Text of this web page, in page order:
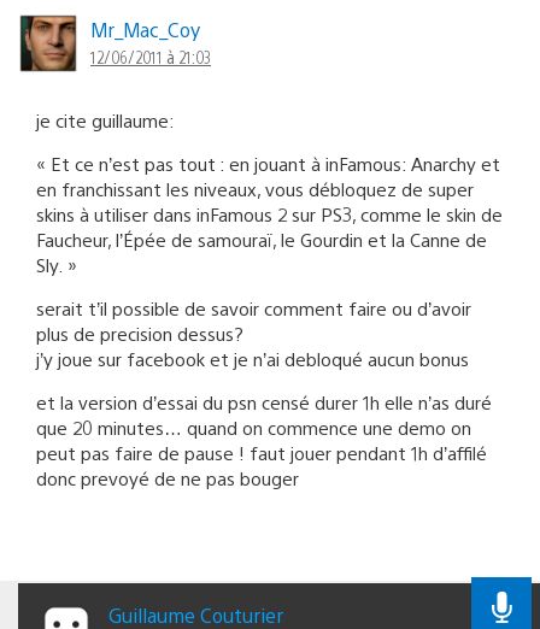
Mr_Mac_Coy
12/06/2011 à 21:03
je cite guillaume:
« Et ce n’est pas tout : en jouant à inFamous: Anarchy et
en franchissant les niveaux, vous débloquez de super
skins à utiliser dans inFamous 2 sur PS3, comme le skin de
Faucheur, l’Épée de samouraï, le Gourdin et la Canne de
Sly. »
serait t’il possible de savoir comment faire ou d’avoir
plus de precision dessus?
j’y joue sur facebook et je n’ai debloqué aucun bonus
et la version d’essai du psn censé durer 1h elle n’as duré
que 20 minutes… quand on commence une demo on
peut pas faire de pause ! faut jouer pendant 1h d’affilé
donc prevoyé de ne pas bouger
Guillaume Couturier